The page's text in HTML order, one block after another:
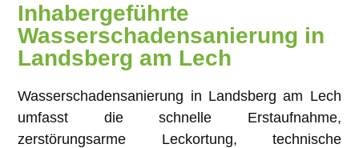
Inhabergeführte
Wasserschadensanierung in
Landsberg am Lech
Wasserschadensanierung in Landsberg am Lech
umfasst die schnelle Erstaufnahme,
zerstörungsarme Leckortung, technische